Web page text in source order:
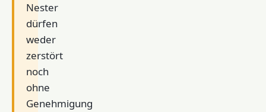
Nester
dürfen
weder
zerstört
noch
ohne
Genehmigung